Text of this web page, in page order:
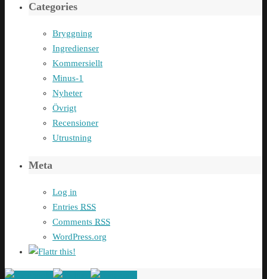
Categories
Bryggning
Ingredienser
Kommersiellt
Minus-1
Nyheter
Övrigt
Recensioner
Utrustning
Meta
Log in
Entries RSS
Comments RSS
WordPress.org